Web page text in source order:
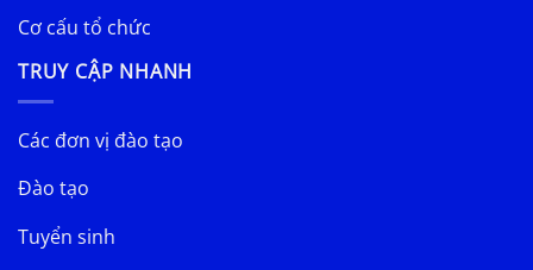
Cơ cấu tổ chức
TRUY CẬP NHANH
Các đơn vị đào tạo
Đào tạo
Tuyển sinh